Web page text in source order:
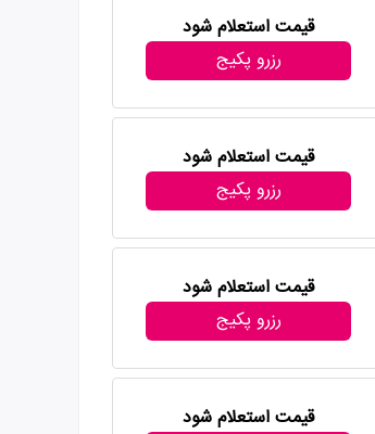
قیمت استعلام شود
رزرو پکیج
قیمت استعلام شود
رزرو پکیج
قیمت استعلام شود
رزرو پکیج
قیمت استعلام شود